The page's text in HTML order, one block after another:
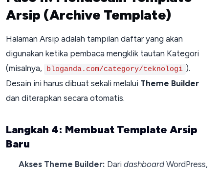
Arsip (Archive Template)
Halaman Arsip adalah tampilan daftar yang akan
digunakan ketika pembaca mengklik tautan Kategori
(misalnya,
bloganda.com/category/teknologi ).
Desain ini harus dibuat sekali melalui Theme Builder
dan diterapkan secara otomatis.
Langkah 4: Membuat Template Arsip
Baru
Akses Theme Builder: Dari dashboardWordPress,